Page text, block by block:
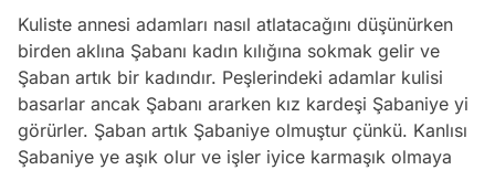
Kuliste annesi adamları nasıl atlatacağını düşünürken
birden aklına Şabanı kadın kılığına sokmak gelir ve
Şaban artık bir kadındır. Peşlerindeki adamlar kulisi
basarlar ancak Şabanı ararken kız kardeşi Şabaniye yi
görürler. Şaban artık Şabaniye olmuştur çünkü. Kanlısı
Şabaniye ye aşık olur ve işler iyice karmaşık olmaya